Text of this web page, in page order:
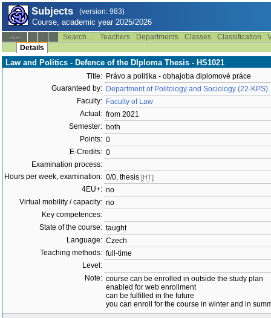
Subjects (version: 983)
Course, academic year 2025/2026
--:-- Search ... Teachers Departments Classes Classification
Details
Law and Politics - Defence of the DIploma Thesis - HS1021
Title: Právo a politika - obhajoba diplomové práce
Guaranteed by: Department of Politology and Sociology (22-KPS)
Faculty: Faculty of Law
Actual: from 2021
Semester: both
Points: 0
E-Credits: 0
Examination process:
Hours per week, examination: 0/0, thesis [HT]
4EU+: no
Virtual mobility / capacity: no
Key competences:
State of the course: taught
Language: Czech
Teaching methods: full-time
Level:
Note: course can be enrolled in outside the study plan
enabled for web enrollment
can be fulfilled in the future
you can enroll for the course in winter and in